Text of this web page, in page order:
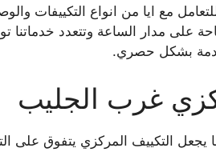
مع ايا من انواع التكييفات
على مدار الساعة وتتعدد خدماتنا
بشكل حصري.
غرب الجليب
يجعل التكييف المركزي يتفوق على